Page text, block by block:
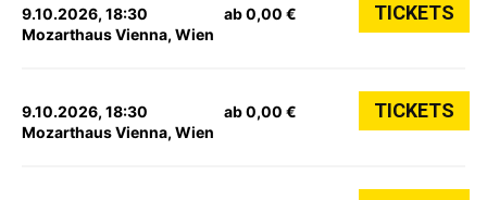
9.10.2026, 18:30
Mozarthaus Vienna, Wien
ab 0,00 € TICKETS
9.10.2026, 18:30
Mozarthaus Vienna, Wien
ab 0,00 € TICKETS